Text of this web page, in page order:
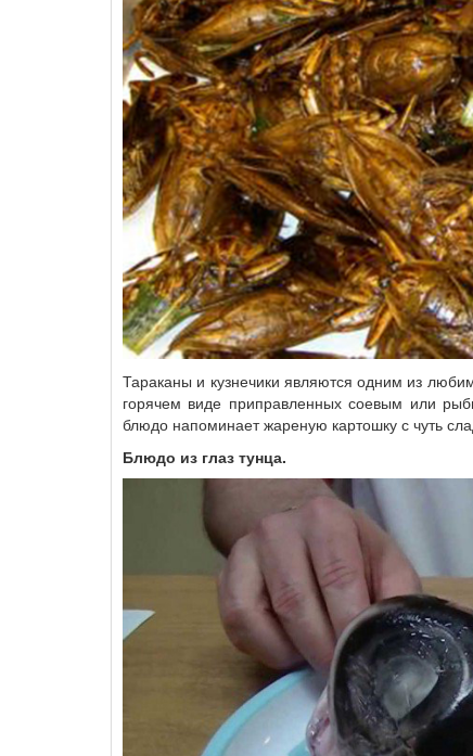
Тараканы и кузнечики являются одним из
горячем виде приправленных соевым или
блюдо напоминает жареную картошку с чуть
Блюдо из глаз тунца.